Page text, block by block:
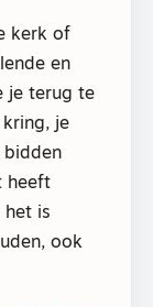
kerk of
en
je terug te
je
bidden
heeft
het is
ook